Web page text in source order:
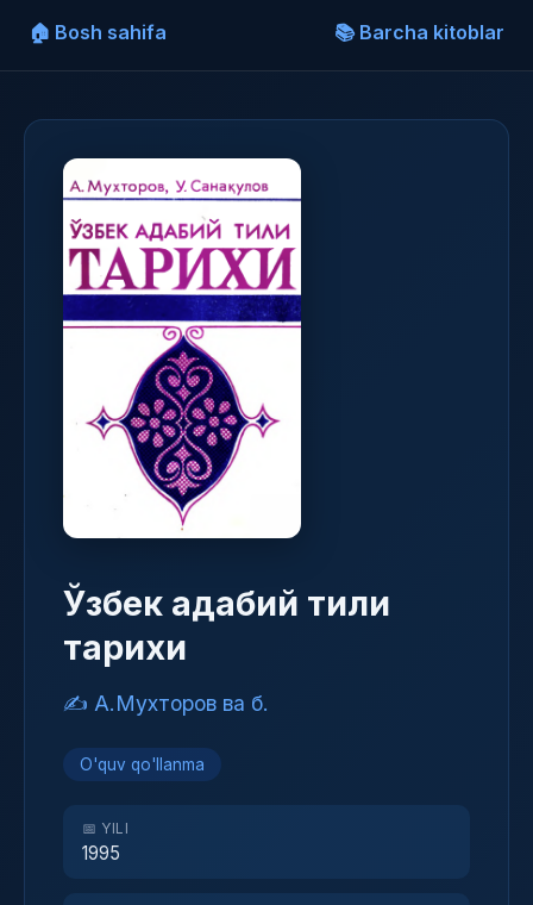
🏠 Bosh sahifa 📚 Barcha kitoblar
Ўзбек адабий тили
тарихи
✍️ А.Мухторов ва б.
O'quv qo'llanma
📅 YILI
1995